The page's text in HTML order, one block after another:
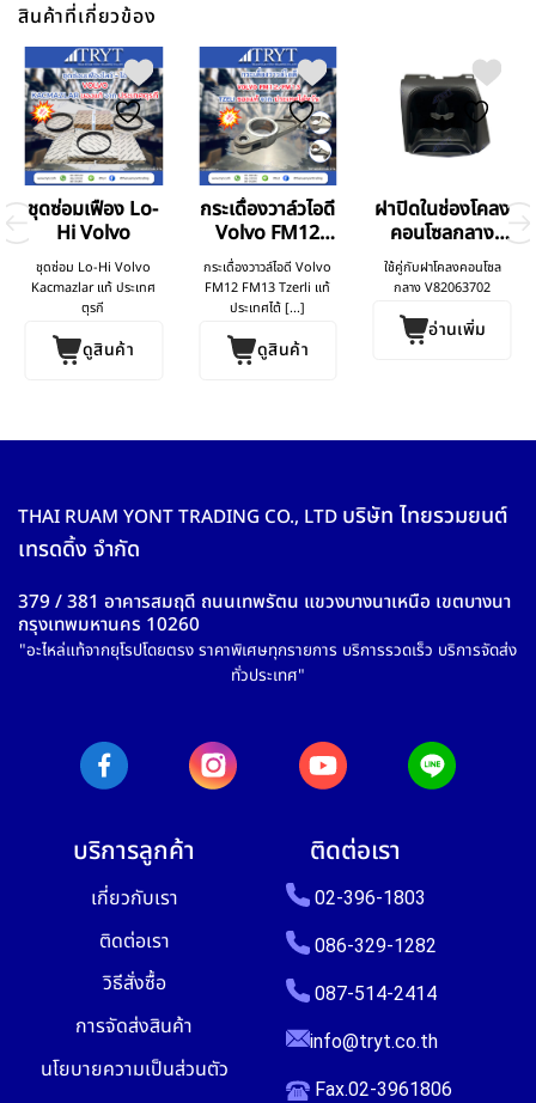
สินค้าที่เกี่ยวข้อง
ชุดซ่อมเฟือง Lo-
Hi Volvo
ชุดซ่อม Lo-Hi Volvo
Kacmazlar แท้ ประเทศ
ตุรกี
ดูสินค้า
กระเดื่องวาล์วไอดี
Volvo FM12
FM13
กระเดื่องวาวล์ไอดี Volvo
FM12 FM13 Tzerli แท้
ประเทศไต้ [...]
ดูสินค้า
ฝาปิดในช่องโคลง
คอนโซลกลาง
Volvo
ใช้คู่กับฝาโคลงคอนโซล
กลาง V82063702
อ่านเพิ่ม
THAI RUAM YONT TRADING CO., LTD บริษัท ไทยรวมยนต์
เทรดดิ้ง จำกัด
379 / 381 อาคารสมฤดี ถนนเทพรัตน แขวงบางนาเหนือ เขตบางนา
กรุงเทพมหานคร 10260
"อะไหล่แท้จากยุโรปโดยตรง ราคาพิเศษทุกรายการ บริการรวดเร็ว บริการจัดส่ง
ทั่วประเทศ"
บริการลูกค้า
เกี่ยวกับเรา
ติดต่อเรา
วิธีสั่งซื้อ
การจัดส่งสินค้า
นโยบายความเป็นส่วนตัว
ติดต่อเรา
02-396-1803
086-329-1282
087-514-2414
info@tryt.co.th
Fax.02-3961806